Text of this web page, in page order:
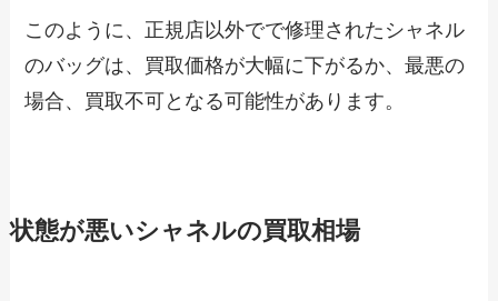
このように、正規店以外でで修理されたシャネル
のバッグは、買取価格が大幅に下がるか、最悪の
場合、買取不可となる可能性があります。
状態が悪いシャネルの買取相場